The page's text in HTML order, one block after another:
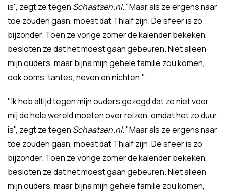
is", zegt ze tegen Schaatsen.nl. "Maar als ze ergens naar
toe zouden gaan, moest dat Thialf zijn. De sfeer is zo
bijzonder. Toen ze vorige zomer de kalender bekeken,
besloten ze dat het moest gaan gebeuren. Niet alleen
mijn ouders, maar bijna mijn gehele familie zou komen,
ook ooms, tantes, neven en nichten."
"Ik heb altijd tegen mijn ouders gezegd dat ze niet voor
mij de hele wereld moeten over reizen, omdat het zo duur
is", zegt ze tegen Schaatsen.nl. "Maar als ze ergens naar
toe zouden gaan, moest dat Thialf zijn. De sfeer is zo
bijzonder. Toen ze vorige zomer de kalender bekeken,
besloten ze dat het moest gaan gebeuren. Niet alleen
mijn ouders, maar bijna mijn gehele familie zou komen,